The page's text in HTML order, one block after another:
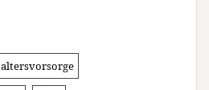
altersvorsorge